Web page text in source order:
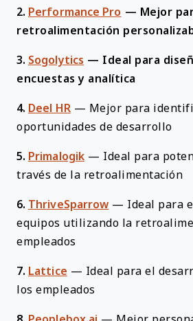
2. Performance Pro — Mejor
retroalimentación
3. Sogolytics — Ideal para
encuestas y analítica
4. Deel HR — Mejor para
oportunidades de desarrollo
5. Primalogik — Ideal para
través de la retroalimentación
6. ThriveSparrow — Ideal para
equipos utilizando la
empleados
7. Lattice — Ideal para el
los empleados